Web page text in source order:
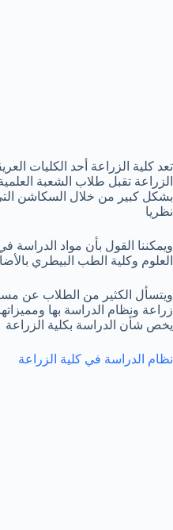
تعد كلية الزراعة أحد الكليات
الزراعة تقبل طلاب الشعبة
بشكل كبير من خلال السكاشن
نظريا
ويمكننا القول بأن مواد الدراسة
العلوم وكلية الطب البيطري
ويتسأل الكثير من الطلاب عن
زراعة ونظام الدراسة بها
يخص شأن الدراسة بكلية الزراعة
نظام الدراسة في كلية الزراعة